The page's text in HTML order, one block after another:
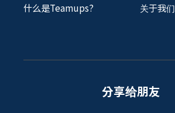
什么是Teamups?
关于我们
分享给朋友